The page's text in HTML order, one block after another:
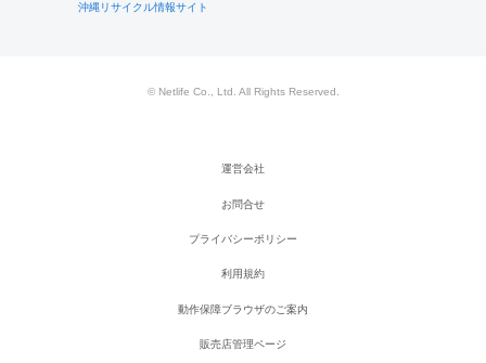
沖縄リサイクル情報サイト
© Netlife Co., Ltd. All Rights Reserved.
運営会社
お問合せ
プライバシーポリシー
利用規約
動作保障ブラウザのご案内
販売店管理ページ